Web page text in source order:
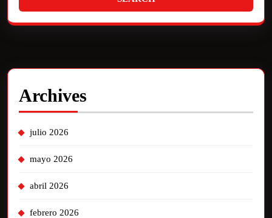
Archives
julio 2026
mayo 2026
abril 2026
febrero 2026